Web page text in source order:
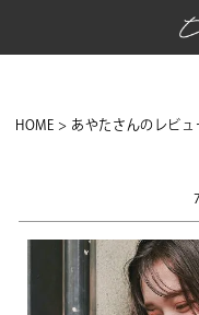
HOME あやたさんのレビュ
7